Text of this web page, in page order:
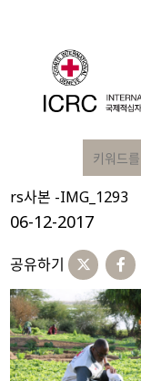
rs사본 -IMG_1293
06-12-2017
공유하기